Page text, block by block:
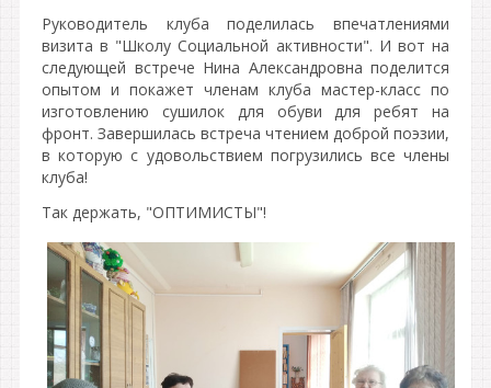
Руководитель клуба поделилась впечатлениями
визита в "Школу Социальной активности". И вот на
следующей встрече Нина Александровна поделится
опытом и покажет членам клуба мастер-класс по
изготовлению сушилок для обуви для ребят на
фронт. Завершилась встреча чтением доброй поэзии,
в которую с удовольствием погрузились все члены
клуба!
Так держать, "ОПТИМИСТЫ"!